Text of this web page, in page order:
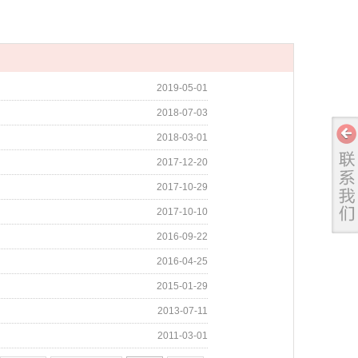
2019-05-01
2018-07-03
2018-03-01
2017-12-20
2017-10-29
2017-10-10
2016-09-22
2016-04-25
2015-01-29
2013-07-11
2011-03-01